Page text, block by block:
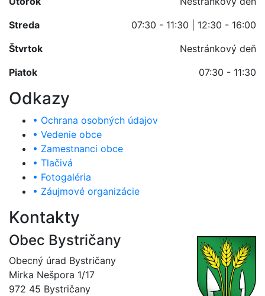
Streda
07:30 - 11:30 | 12:30 - 16:00
Štvrtok
Nestránkový deň
Piatok
07:30 - 11:30
Odkazy
• Ochrana osobných údajov
• Vedenie obce
• Zamestnanci obce
• Tlačivá
• Fotogaléria
• Záujmové organizácie
Kontakty
Obec Bystričany
Obecný úrad Bystričany
Mirka Nešpora 1/17
972 45 Bystričany